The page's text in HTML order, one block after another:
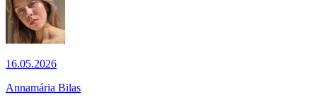
16.05.2026
Annamária Bilas